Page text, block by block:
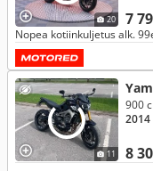
20 7
Nopea kotiinkuljetus alk.
11 8
900
2014